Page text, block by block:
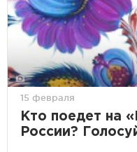
15 февраля
Кто поедет на
России?